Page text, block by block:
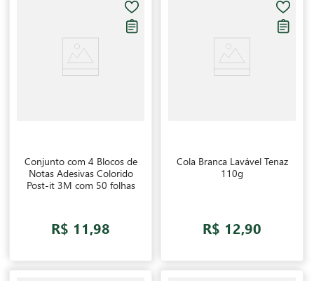
Conjunto com 4 Blocos de
Notas Adesivas Colorido
Post-it 3M com 50 folhas
R$ 11,98
Cola Branca Lavável Tenaz
110g
R$ 12,90